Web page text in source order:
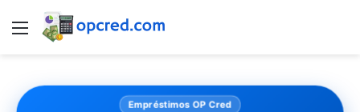
Menu
Empréstimos OP Cred